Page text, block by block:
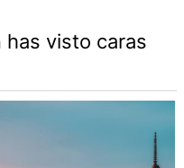
visto caras